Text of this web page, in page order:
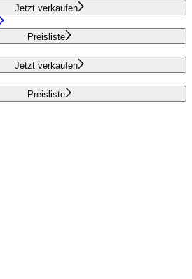
Jetzt verkaufen
Preisliste
Jetzt verkaufen
Preisliste